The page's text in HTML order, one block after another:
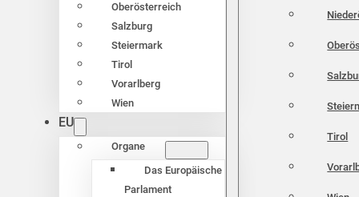
Oberösterreich
Salzburg
Steiermark
Tirol
Vorarlberg
Wien
EU
Organe
Das Europäische
Parlament
Tirol